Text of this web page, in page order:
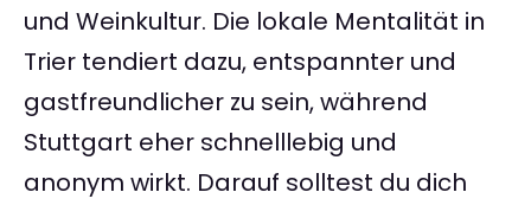
und Weinkultur. Die lokale Mentalität in
Trier tendiert dazu, entspannter und
gastfreundlicher zu sein, während
Stuttgart eher schnelllebig und
anonym wirkt. Darauf solltest du dich